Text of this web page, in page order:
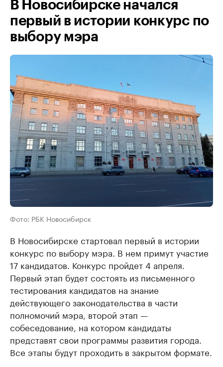
В Новосибирске начался
первый в истории конкурс по
выбору мэра
Фото: РБК Новосибирск
В Новосибирске стартовал первый в истории
конкурс по выбору мэра. В нем примут участие
17 кандидатов. Конкурс пройдет 4 апреля.
Первый этап будет состоять из письменного
тестирования кандидатов на знание
действующего законодательства в части
полномочий мэра, второй этап —
собеседование, на котором кандидаты
представят свои программы развития города.
Все этапы будут проходить в закрытом формате.